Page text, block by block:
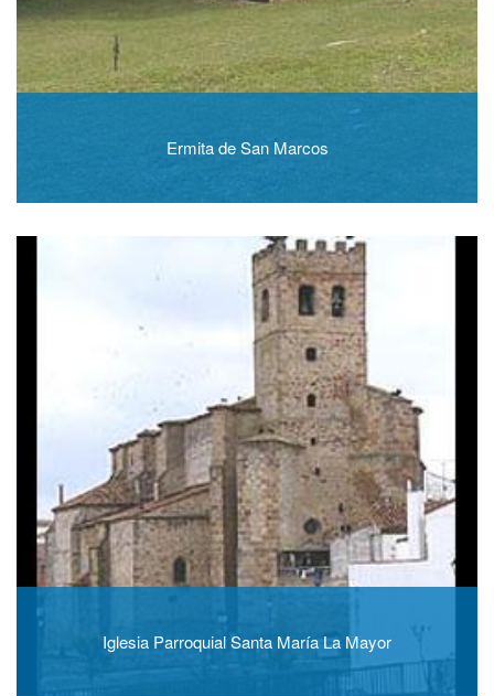
Ermita de San Marcos
Iglesia Parroquial Santa María La Mayor